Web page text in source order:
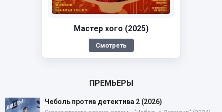
Мастер хого (2025)
Смотреть
ПРЕМЬЕРЫ
Чеболь против детектива 2 (2026)